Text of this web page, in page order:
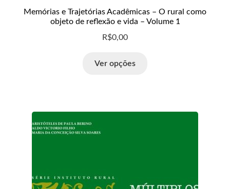
Memórias e Trajetórias Acadêmicas – O rural como
objeto de reflexão e vida – Volume 1
R$0,00
Ver opções